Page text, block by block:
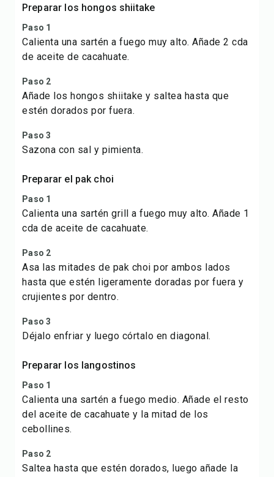
Preparar los hongos shiitake
Paso 1
Calienta una sartén a fuego muy alto. Añade 2 cda
de aceite de cacahuate.
Paso 2
Añade los hongos shiitake y saltea hasta que
estén dorados por fuera.
Paso 3
Sazona con sal y pimienta.
Preparar el pak choi
Paso 1
Calienta una sartén grill a fuego muy alto. Añade 1
cda de aceite de cacahuate.
Paso 2
Asa las mitades de pak choi por ambos lados
hasta que estén ligeramente doradas por fuera y
crujientes por dentro.
Paso 3
Déjalo enfriar y luego córtalo en diagonal.
Preparar los langostinos
Paso 1
Calienta una sartén a fuego medio. Añade el resto
del aceite de cacahuate y la mitad de los
cebollines.
Paso 2
Saltea hasta que estén dorados, luego añade la